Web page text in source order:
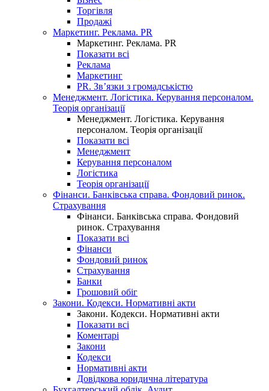
Торгівля
Продажі
Маркетинг. Реклама. PR
Маркетинг. Реклама. PR
Показати всі
Реклама
Маркетинг
PR. Зв’язки з громадськістю
Менеджмент. Логістика. Керування персоналом.
Теорія організації
Менеджмент. Логістика. Керування
персоналом. Теорія організації
Показати всі
Менеджмент
Керування персоналом
Логістика
Теорія організації
Фінанси. Банківська справа. Фондовий ринок.
Страхування
Фінанси. Банківська справа. Фондовий
ринок. Страхування
Показати всі
Фінанси
Фондовий ринок
Страхування
Банки
Грошовий обіг
Закони. Кодекси. Нормативні акти
Закони. Кодекси. Нормативні акти
Показати всі
Коментарі
Закони
Кодекси
Нормативні акти
Довідкова юридична література